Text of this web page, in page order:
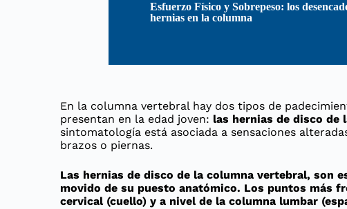
Esfuerzo Físico y Sobrepeso: los
hernias en la columna
En la columna vertebral hay dos tipos de
presentan en la edad joven: las hernias de disco de
sintomatología está asociada a sensaciones
brazos o piernas.
Las hernias de disco de la columna vertebral, son
movido de su puesto anatómico. Los puntos más
cervical (cuello) y a nivel de la columna lumbar